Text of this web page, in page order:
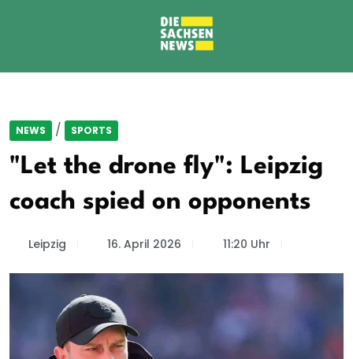
NEWS / SPORTS
"Let the drone fly": Leipzig
coach spied on opponents
Leipzig 16. April 2026 11:20 Uhr